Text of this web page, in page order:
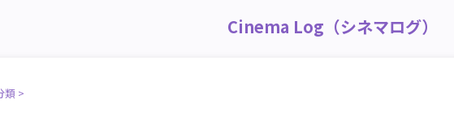
Cinema Log（シネマログ）
類 >